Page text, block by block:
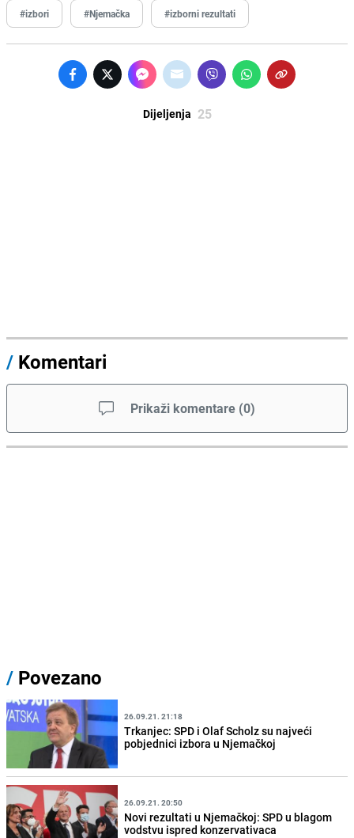
#izbori #Njemačka #izborni rezultati
Dijeljenja 25
/ Komentari
Prikaži komentare (0)
/ Povezano
26.09.21. 21:18
Trkanjec: SPD i Olaf Scholz su najveći
pobjednici izbora u Njemačkoj
26.09.21. 20:50
Novi rezultati u Njemačkoj: SPD u blagom
vodstvu ispred konzervativaca